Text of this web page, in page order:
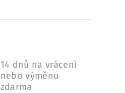
14 dnů na vrácení
nebo výměnu
zdarma